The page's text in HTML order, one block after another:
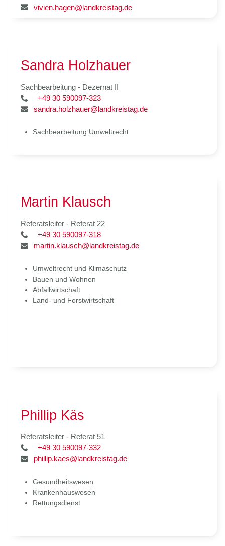
vivien.hagen@landkreistag.de
Sandra Holzhauer
Sachbearbeitung - Dezernat II
+49 30 590097-323
sandra.holzhauer@landkreistag.de
Sachbearbeitung Umweltrecht
Martin Klausch
Referatsleiter - Referat 22
+49 30 590097-318
martin.klausch@landkreistag.de
Umweltrecht und Klimaschutz
Bauen und Wohnen
Abfallwirtschaft
Land- und Forstwirtschaft
Phillip Käs
Referatsleiter - Referat 51
+49 30 590097-332
phillip.kaes@landkreistag.de
Gesundheitswesen
Krankenhauswesen
Rettungsdienst